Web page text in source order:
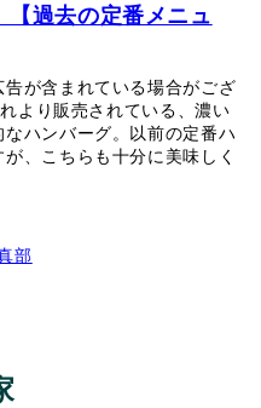
過去の定番メニュ
が含まれている場合がござ
より販売されている、濃い
ハンバーグ。以前の定番ハ
、こちらも十分に美味しく
部